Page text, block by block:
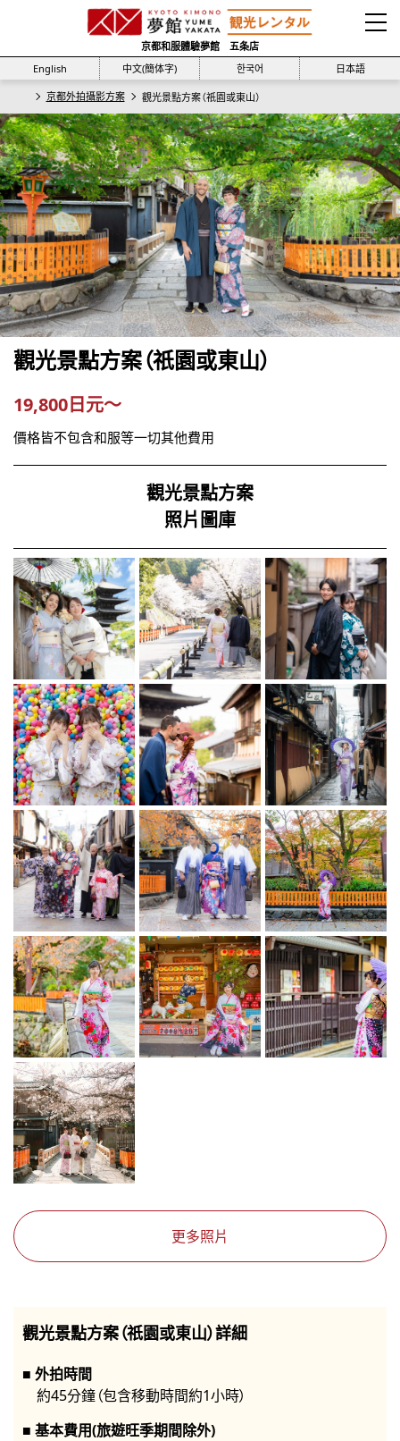
京都和服體驗夢館 五条店
English
中文(簡体字) 한국어 日本語
京都外拍攝影方案 觀光景點方案（祇園或東山）
觀光景點方案（祇園或東山）
19,800日元～
價格皆不包含和服等一切其他費用
觀光景點方案
照片圖庫
更多照片
觀光景點方案（祇園或東山）詳細
外拍時間
約45分鐘（包含移動時間約1小時）
基本費用(旅遊旺季期間除外)